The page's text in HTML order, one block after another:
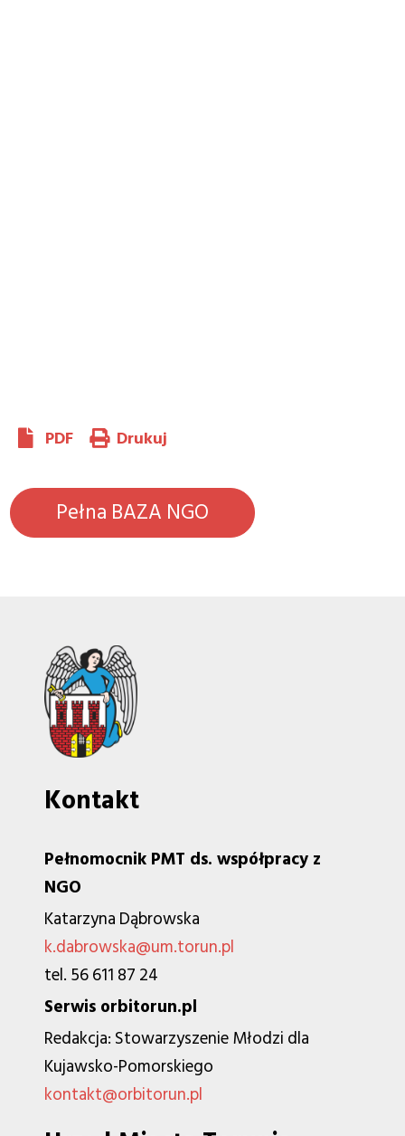
PDF Drukuj
Pełna BAZA NGO
Kontakt
Pełnomocnik PMT ds. współpracy z
NGO
Katarzyna Dąbrowska
k.dabrowska@um.torun.pl
tel. 56 611 87 24
Serwis orbitorun.pl
Redakcja: Stowarzyszenie Młodzi dla
Kujawsko-Pomorskiego
kontakt@orbitorun.pl